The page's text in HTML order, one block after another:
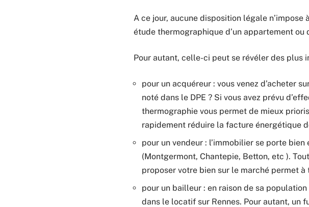
A ce jour, aucune disposition légale
étude thermographique d’un appartement ou
Pour autant, celle-ci peut se révéler des plus
pour un acquéreur : vous venez d’acheter
noté dans le DPE ? Si vous avez prévu
thermographie vous permet de mieux
rapidement réduire la facture énergétique
pour un vendeur : l’immobilier se porte
(Montgermont, Chantepie, Betton, etc ).
proposer votre bien sur le marché permet
pour un bailleur : en raison de sa
dans le locatif sur Rennes. Pour autant,